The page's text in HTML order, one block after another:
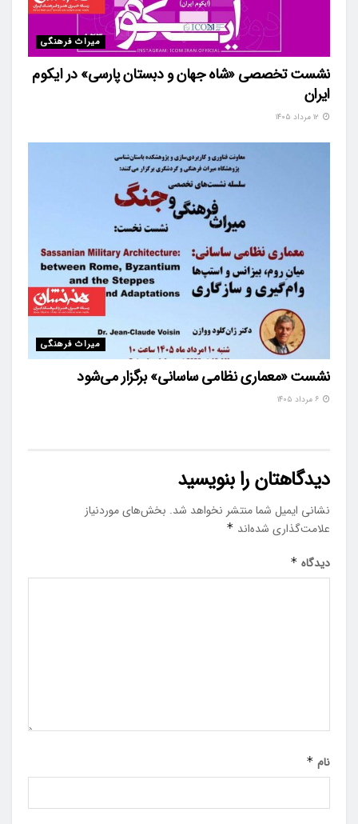
میراث فرهنگی
نشست تخصصی «شاه‌ جهان و دبستان پارسی» در ایکوم
ایران
میراث فرهنگی
نشست «معماری نظامی ساسانی» برگزار می‌شود
دیدگاهتان را بنویسید
نشانی ایمیل شما منتشر نخواهد شد. بخش‌های موردنیاز
علامت‌گذاری شده‌اند *
دیدگاه *
نام *